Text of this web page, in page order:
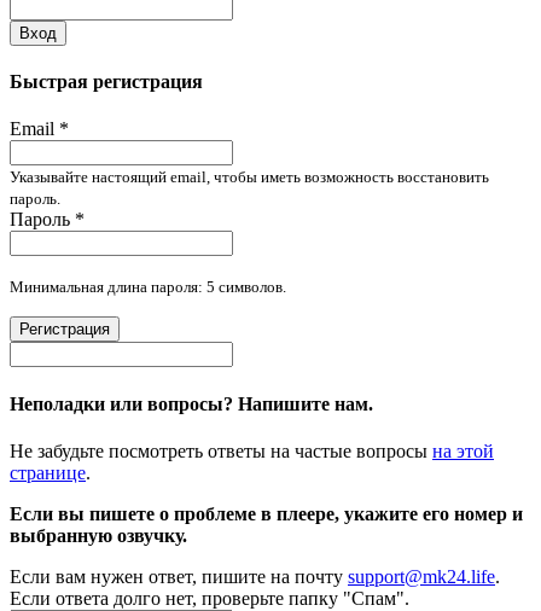
Вход
Быстрая регистрация
Email *
Указывайте настоящий email, чтобы иметь возможность восстановить
пароль.
Пароль *
Минимальная длина пароля: 5 символов.
Регистрация
Неполадки или вопросы? Напишите нам.
Не забудьте посмотреть ответы на частые вопросы на этой
странице.
Если вы пишете о проблеме в плеере, укажите его номер и
выбранную озвучку.
Если вам нужен ответ, пишите на почту support@mk24.life.
Если ответа долго нет, проверьте папку "Спам".